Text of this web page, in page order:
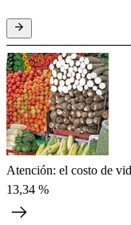
Atención: el costo de
13,34 %